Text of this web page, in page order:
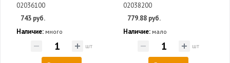
02036100
743 руб.
Наличие: много
шт
02038200
779.88 руб.
Наличие: мало
шт